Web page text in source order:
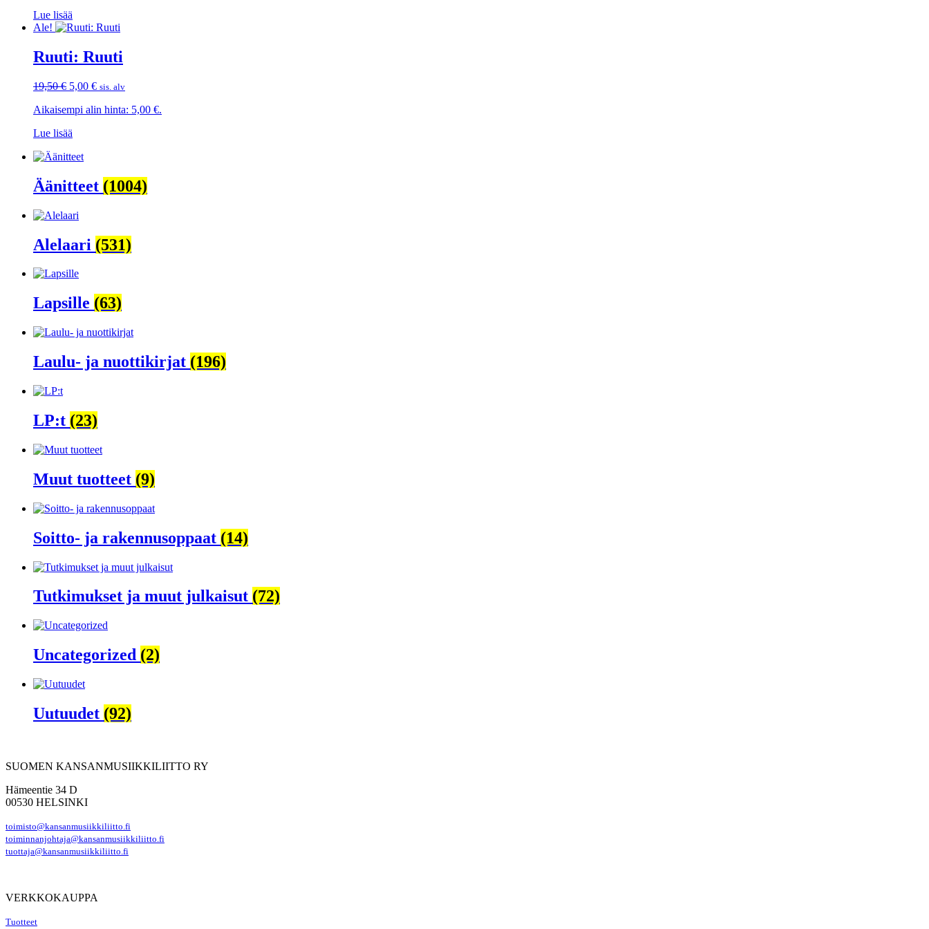
Lue lisää
Ale!
Ruuti: Ruuti
19,50€ Alkuperäinen
oli:
5,00 €Nykyinen
on:
sis. alv
Aikaisempi alin hinta: 5,00 €.
Lue lisää
Äänitteet (1004)
Alelaari (531)
Lapsille (63)
Laulu- ja nuottikirjat (196)
LP:t (23)
Muut tuotteet (9)
Soitto- ja rakennusoppaat (14)
Tutkimukset ja muut julkaisut (72)
Uncategorized (2)
Uutuudet (92)
SUOMEN KANSANMUSIIKKILIITTO RY
Hämeentie 34 D
00530 HELSINKI
toimisto@kansanmusiikkiliitto.fi
toiminnanjohtaja@kansanmusiikkiliitto.fi
tuottaja@kansanmusiikkiliitto.fi
VERKKOKAUPPA
Tuotteet